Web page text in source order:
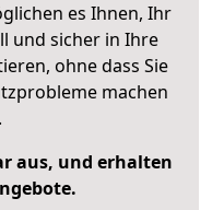
es Ihnen, Ihr
und sicher in Ihre
ohne dass Sie
machen
aus, und erhalten